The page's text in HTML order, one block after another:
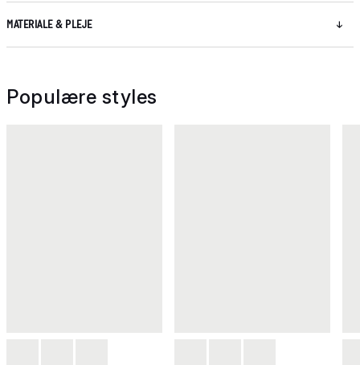
MATERIALE & PLEJE
Populære styles